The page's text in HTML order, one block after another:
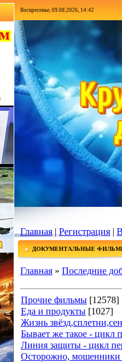
Воскресенье, 09.08.2026, 14:42
Главная|Регистрация |
ДОКУМЕНТАЛЬНЫЕ
Главная » Последние
Прочие фильмы [12578]
Еда и продукты [1027]
Жизнь
Бывает же такое - цикл
Линия защиты - цикл
Осторожно, мошенники